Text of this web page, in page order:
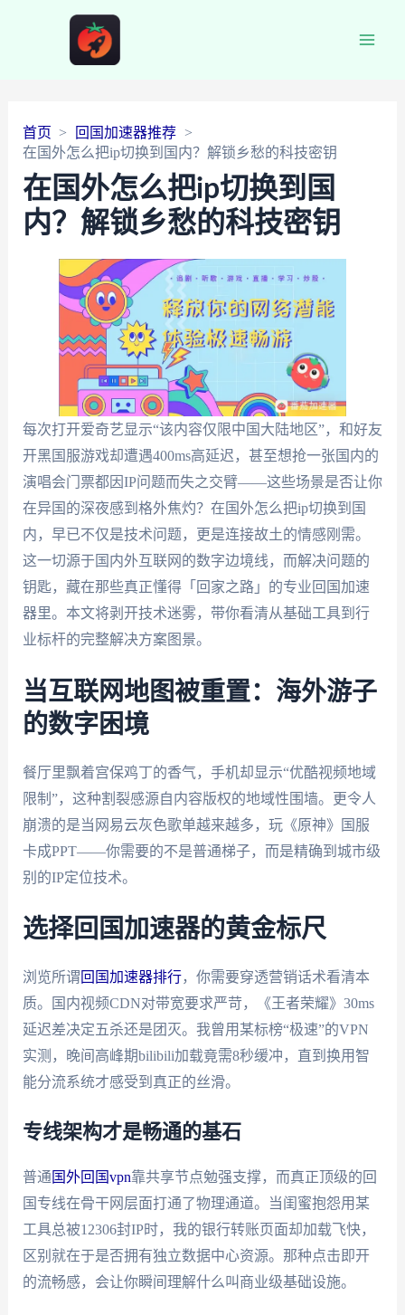
首页
回国加速器推荐
在国外怎么把ip切换到国内？解锁乡愁的科技密钥
在国外怎么把ip切换到国
内？解锁乡愁的科技密钥
每次打开爱奇艺显示“该内容仅限中国大陆地区”，和好友
开黑国服游戏却遭遇400ms高延迟，甚至想抢一张国内的
演唱会门票都因IP问题而失之交臂——这些场景是否让你
在异国的深夜感到格外焦灼？在国外怎么把ip切换到国
内，早已不仅是技术问题，更是连接故土的情感刚需。
这一切源于国内外互联网的数字边境线，而解决问题的
钥匙，藏在那些真正懂得「回家之路」的专业回国加速
器里。本文将剥开技术迷雾，带你看清从基础工具到行
业标杆的完整解决方案图景。
当互联网地图被重置：海外游子
的数字困境
餐厅里飘着宫保鸡丁的香气，手机却显示“优酷视频地域
限制”，这种割裂感源自内容版权的地域性围墙。更令人
崩溃的是当网易云灰色歌单越来越多，玩《原神》国服
卡成PPT——你需要的不是普通梯子，而是精确到城市级
别的IP定位技术。
选择回国加速器的黄金标尺
浏览所谓回国加速器排行，你需要穿透营销话术看清本
质。国内视频CDN对带宽要求严苛，《王者荣耀》30ms
延迟差决定五杀还是团灭。我曾用某标榜“极速”的VPN
实测，晚间高峰期bilibili加载竟需8秒缓冲，直到换用智
能分流系统才感受到真正的丝滑。
专线架构才是畅通的基石
普通 国外回国vpn靠共享节点勉强支撑，而真正顶级的回
国专线在骨干网层面打通了物理通道。当闺蜜抱怨用某
工具总被12306封IP时，我的银行转账页面却加载飞快，
区别就在于是否拥有独立数据中心资源。那种点击即开
的流畅感，会让你瞬间理解什么叫商业级基础设施。